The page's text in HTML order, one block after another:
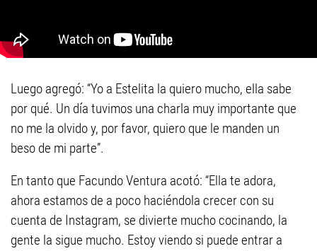
Luego agregó: “Yo a Estelita la quiero mucho, ella sabe
por qué. Un día tuvimos una charla muy importante que
no me la olvido y, por favor, quiero que le manden un
beso de mi parte”.
En tanto que Facundo Ventura acotó: “Ella te adora,
ahora estamos de a poco haciéndola crecer con su
cuenta de Instagram, se divierte mucho cocinando, la
gente la sigue mucho. Estoy viendo si puede entrar a